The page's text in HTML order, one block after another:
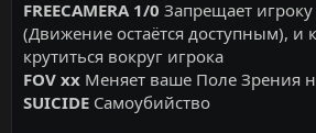
FREECAMERA 1/0 Запрещает
(Движение остаётся доступным), и
крутиться вокруг игрока
FOV xx Меняет ваше Поле Зрения
SUICIDE Самоубийство